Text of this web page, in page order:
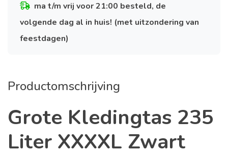
ma t/m vrij voor 21:00 besteld, de
volgende dag al in huis! (met uitzondering van
feestdagen)
Productomschrijving
Grote Kledingtas 235
Liter XXXXL Zwart